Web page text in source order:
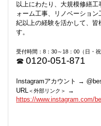
以上にわたり、大規模修繕
ォーム工事、リノベーショ
紀以上の経験を活かして、皆
す。
受付時間：8：30～18：00（日・祝
☎ 0120-051-871
Instagramアカウント →
URL ＜外部リンク＞
→
https://www.instagram.com/